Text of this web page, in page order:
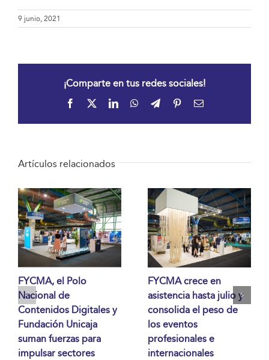
9 junio, 2021
¡Comparte en tus redes sociales!
Facebook LinkedInWhatsApp
TelegramPinterestCorreo
Artículos relacionados
FYCMA, el Polo
Nacional de
Contenidos Digitales y
Fundación Unicaja
suman fuerzas para
impulsar sectores
FYCMA crece en
asistencia hasta julio y
consolida el peso de
los eventos
profesionales e
internacionales